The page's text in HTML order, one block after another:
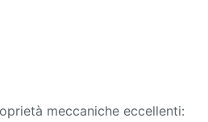
meccaniche eccellenti: